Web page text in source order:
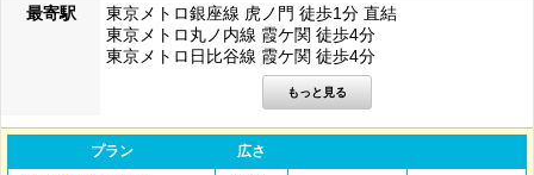
最寄駅
東京メトロ銀座線 虎ノ門 徒歩1分 直結
東京メトロ丸ノ内線 霞ケ関 徒歩4分
東京メトロ日比谷線 霞ケ関 徒歩4分
プラン
広さ